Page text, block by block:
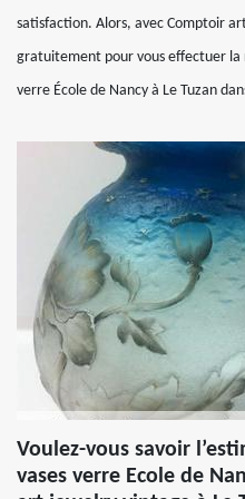
satisfaction. Alors, avec Comptoir
gratuitement pour vous effectuer
verre École de Nancy à Le Tuzan
Voulez-vous savoir
vases verre Ecole de